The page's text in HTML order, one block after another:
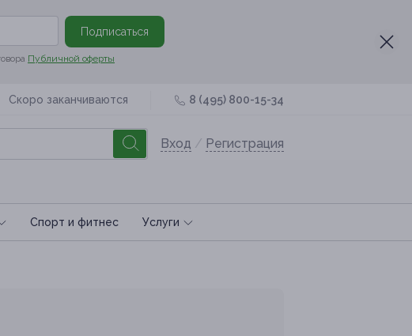
Подписаться
Публичной оферты
Скоро заканчиваются 8 (495) 800-15-34
Вход / Регистрация
Спoрт и фитнес Услуги